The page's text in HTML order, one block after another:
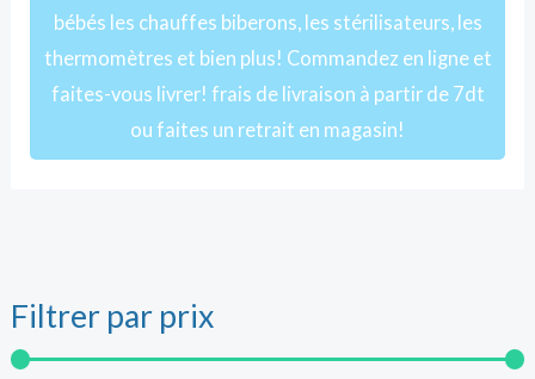
Filtrer par prix
rr
bébés les chauffes biberons, les stérilisateurs, les
thermomètres et bien plus! Commandez en ligne et
faites-vous livrer! frais de livraison à partir de 7dt
ou faites un retrait en magasin!